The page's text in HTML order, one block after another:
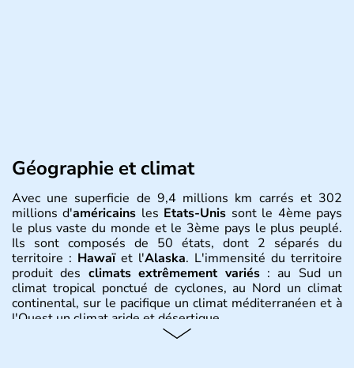
Géographie et climat
Avec une superficie de 9,4 millions km carrés et 302
millions d'américains les Etats-Unis sont le 4ème pays
le plus vaste du monde et le 3ème pays le plus peuplé.
Ils sont composés de 50 états, dont 2 séparés du
territoire : Hawaïet l'Alaska. L'immensité du territoire
produit des climats extrêmement variés: au Sud un
climat tropical ponctué de cyclones, au Nord un climat
continental, sur le pacifique un climat méditerranéen et à
l'Ouest un climat aride et désertique.